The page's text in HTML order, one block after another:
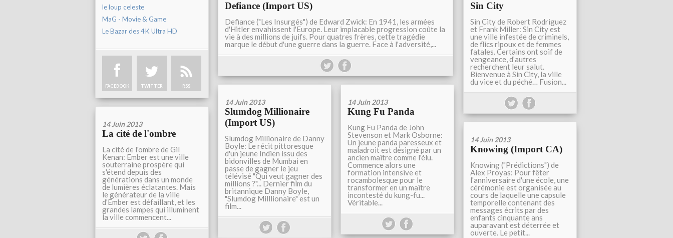
le loup celeste
MaG - Movie & Game
Le Bazar des 4K Ultra HD
FACEBOOK TWITTER RSS
Defiance (Import US)
Defiance ("Les Insurgés") de Edward Zwick: En 1941, les armées
d'Hitler envahissent l'Europe. Leur implacable progression coûte la
vie à des millions de juifs. Pour quatres frères, cette tragédie
marque le début d'une guerre dans la guerre. Face à l'adversité,...
Sin City
Sin City de Robert Rodriguez
et Frank Miller: Sin City est
une ville infestée de criminels,
de flics ripoux et de femmes
fatales. Certains ont soif de
vengeance, d’autres
recherchent leur salut.
Bienvenue à Sin City, la ville
du vice et du péché… Fusion...
14 Juin 2013
Slumdog Millionaire
(Import US)
Slumdog Millionaire de Danny
Boyle: Le récit pittoresque
d'un jeune Indien issu des
bidonvilles de Mumbai en
passe de gagner le jeu
télévisé "Qui veut gagner des
millions ?"... Dernier film du
britannique Danny Boyle,
"Slumdog Milllionaire" est un
film...
14 Juin 2013
Kung Fu Panda
Kung Fu Panda de John
Stevenson et Mark Osborne:
Un jeune panda paresseux et
maladroit est désigné par un
ancien maître comme l'élu.
Commence alors une
formation intensive et
rocambolesque pour le
transformer en un maître
incontesté du kung-fu...
Véritable...
14 Juin 2013
La cité de l'ombre
La cité de l'ombre de Gil
Kenan: Ember est une ville
souterraine prospère qui
s'étend depuis des
générations dans un monde
de lumières éclatantes. Mais
le générateur de la ville
d'Ember est défaillant, et les
grandes lampes qui illuminent
la ville commencent...
14 Juin 2013
Knowing (Import CA)
Knowing ("Prédictions") de
Alex Proyas: Pour fêter
l'anniversaire d'une école, une
cérémonie est organisée au
cours de laquelle une capsule
temporelle contenant des
messages écrits par des
enfants cinquante ans
auparavant est déterrée et
ouverte. Le petit...